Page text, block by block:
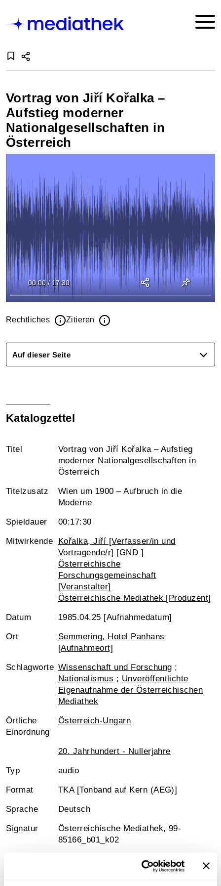
Vortrag von Jiří Kořalka –
Aufstieg moderner
Nationalgesellschaften in
Österreich
00:00 / 17:30
Rechtliches Zitieren
Auf dieser Seite
Katalogzettel
Titel
Vortrag von Jiří Kořalka – Aufstieg
moderner Nationalgesellschaften in
Österreich
Titelzusatz
Wien um 1900 – Aufbruch in die
Moderne
Spieldauer 00:17:30
Mitwirkende
Kořalka, Jiří [Verfasser/in und
Vortragende/r] [GND ]
Österreichische
Forschungsgemeinschaft
[Veranstalter]
Österreichische Mediathek [Produzent]
Datum 1985.04.25 [Aufnahmedatum]
Ort
Semmering, Hotel Panhans
[Aufnahmeort]
Schlagworte Wissenschaft und Forschung ;
Nationalismus ; Unveröffentlichte
Eigenaufnahme der Österreichischen
Mediathek
Örtliche
Einordnung
Österreich-Ungarn
20. Jahrhundert - Nullerjahre
Typ audio
Format TKA [Tonband auf Kern (AEG)]
Sprache Deutsch
Signatur
Österreichische Mediathek, 99-
85166_b01_k02